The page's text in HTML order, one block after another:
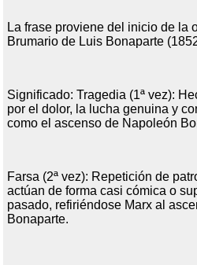
La frase proviene del inicio de la
Brumario de Luis Bonaparte
Significado: Tragedia (1ª vez):
por el dolor, la lucha genuina y
como el ascenso de Napoleón
Farsa (2ª vez): Repetición de
actúan de forma casi cómica o
pasado, refiriéndose Marx al
Bonaparte.